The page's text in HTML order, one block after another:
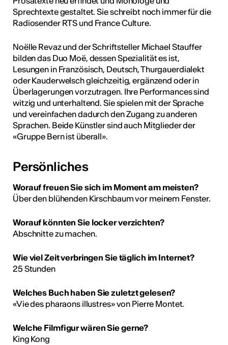
Sprechtexte gestaltet. Sie schreibt noch immer für die
Radiosender RTS und France Culture.
Noëlle Revaz und der Schriftsteller Michael Stauffer
bilden das Duo Moë, dessen Spezialität es ist,
Lesungen in Französisch, Deutsch, Thurgauerdialekt
oder Kauderwelsch gleichzeitig, ergänzend oder in
Überlagerungen vorzutragen. Ihre Performances sind
witzig und unterhaltend. Sie spielen mit der Sprache
und vereinfachen dadurch den Zugang zu anderen
Sprachen. Beide Künstler sind auch Mitglieder der
«Gruppe Bern ist überall».
Persönliches
Worauf freuen Sie sich im Moment am meisten?
Über den blühenden Kirschbaum vor meinem Fenster.
Worauf könnten Sie locker verzichten?
Abschnitte zu machen.
Wie viel Zeit verbringen Sie täglich im Internet?
25 Stunden
Welches Buch haben Sie zuletzt gelesen?
«Vie des pharaons illustres» von Pierre Montet.
Welche Filmfigur wären Sie gerne?
King Kong